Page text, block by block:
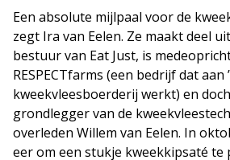
Een absolute mijlpaal voor de
zegt Ira van Eelen. Ze maakt deel
bestuur van Eat Just, is
RESPECTfarms (een bedrijf dat aan
kweekvleesboerderij werkt) en
grondlegger van de
overleden Willem van Eelen. In
eer om een stukje kweekkipsaté te